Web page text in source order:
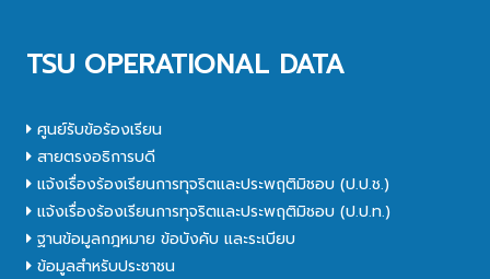
TSU OPERATIONAL DATA
ศูนย์รับข้อร้องเรียน
สายตรงอธิการบดี
แจ้งเรื่องร้องเรียนการทุจริตและประพฤติมิชอบ (ป.ป.ช.)
แจ้งเรื่องร้องเรียนการทุจริตและประพฤติมิชอบ (ป.ป.ท.)
ฐานข้อมูลกฎหมาย ข้อบังคับ และระเบียบ
ข้อมูลสำหรับประชาชน